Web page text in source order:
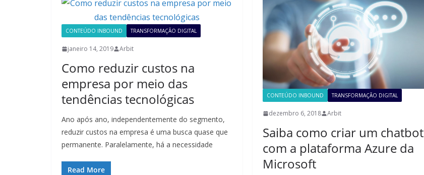
CONTEÚDO INBOUND TRANSFORMAÇÃO DIGITAL
janeiro 14, 2019 Arbit
Como reduzir custos na
empresa por meio das
tendências tecnológicas
Ano após ano, independentemente do segmento,
reduzir custos na empresa é uma busca quase que
permanente. Paralelamente, há a necessidade
Read More
CONTEÚDO INBOUND TRANSFORMAÇÃO DIGITAL
dezembro 6, 2018 Arbit
Saiba como criar um chatbot
com a plataforma Azure da
Microsoft